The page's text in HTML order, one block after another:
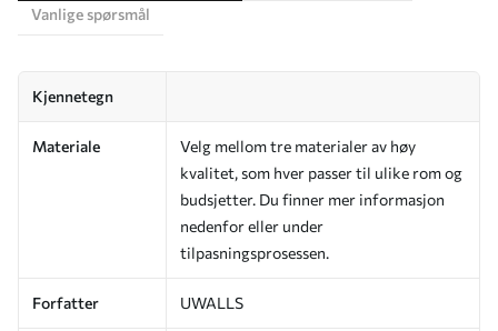
Vanlige spørsmål
Kjennetegn
Materiale
Velg mellom tre materialer av høy
kvalitet, som hver passer til ulike rom og
budsjetter. Du finner mer informasjon
nedenfor eller under
tilpasningsprosessen.
Forfatter UWALLS